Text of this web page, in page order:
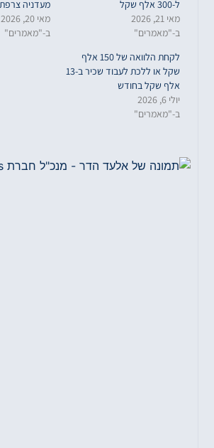
מאי 21, 2026
ב-"מאמרים"
מעדניה צרפתית
מאי 20, 2026
ב-"מאמרים"
לקחת הלוואה של 150 אלף
שקל או ללכת לעבוד שכיר ב-13
אלף שקל בחודש
יולי 6, 2026
ב-"מאמרים"